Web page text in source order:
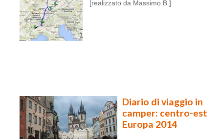
[realizzato da Massimo B.]
Diario di viaggio in
camper: centro-est
Europa 2014